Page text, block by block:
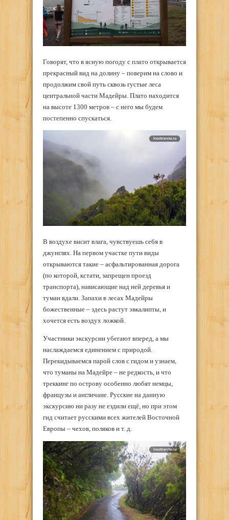
Говорят, что в ясную погоду с плато открывается
прекрасный вид на долину – поверим на слово и
продолжим свой путь сквозь густые леса
центральной части Мадейры. Плато находится
на высоте 1300 метров – с него мы будем
постепенно спускаться.
В воздухе висит влага, чувствуешь себя в
джунглях. На первом участке пути виды
открываются такие – асфальтированная дорога
(по которой, кстати, запрещен проезд
транспорта), нависающие над ней деревья и
туман вдали. Запахи в лесах Мадейры
божественные – здесь растут эвкалипты, и
хочется есть воздух ложкой.
Участники экскурсии убегают вперед, а мы
наслаждаемся единением с природой.
Перекидываемся парой слов с гидом и узнаем,
что туманы на Мадейре – не редкость, и что
треккинг по острову особенно любят немцы,
французы и англичане. Русские на данную
экскурсию ни разу не ездили ещё, но при этом
гид считает русскими всех жителей Восточной
Европы – чехов, поляков и т. д.